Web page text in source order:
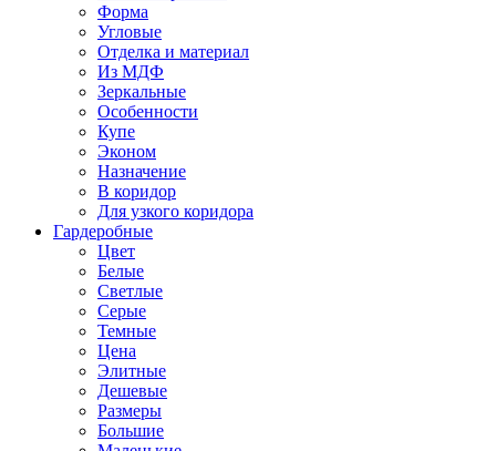
Форма
Угловые
Отделка и материал
Из МДФ
Зеркальные
Особенности
Купе
Эконом
Назначение
В коридор
Для узкого коридора
Гардеробные
Цвет
Белые
Светлые
Серые
Темные
Цена
Элитные
Дешевые
Размеры
Большие